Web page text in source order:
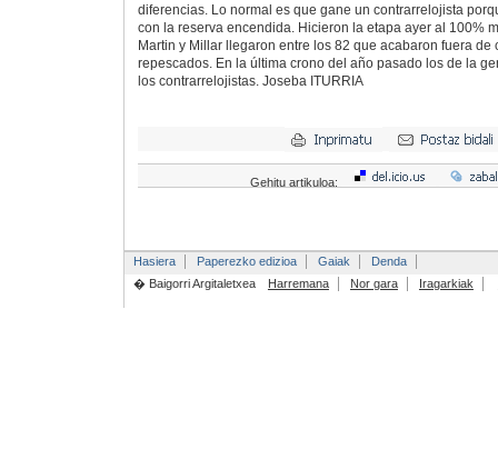
diferencias. Lo normal es que gane un contrarrelojista
con la reserva encendida. Hicieron la etapa ayer al 100%
Martin y Millar llegaron entre los 82 que acabaron fuera de
repescados. En la última crono del año pasado los de la
los contrarrelojistas. Joseba ITURRIA
Gehitu artikuloa:
Hasiera Paperezko edizioa Gaiak
Denda
� Baigorri Argitaletxea
Harremana Nor gara Iragarkiak